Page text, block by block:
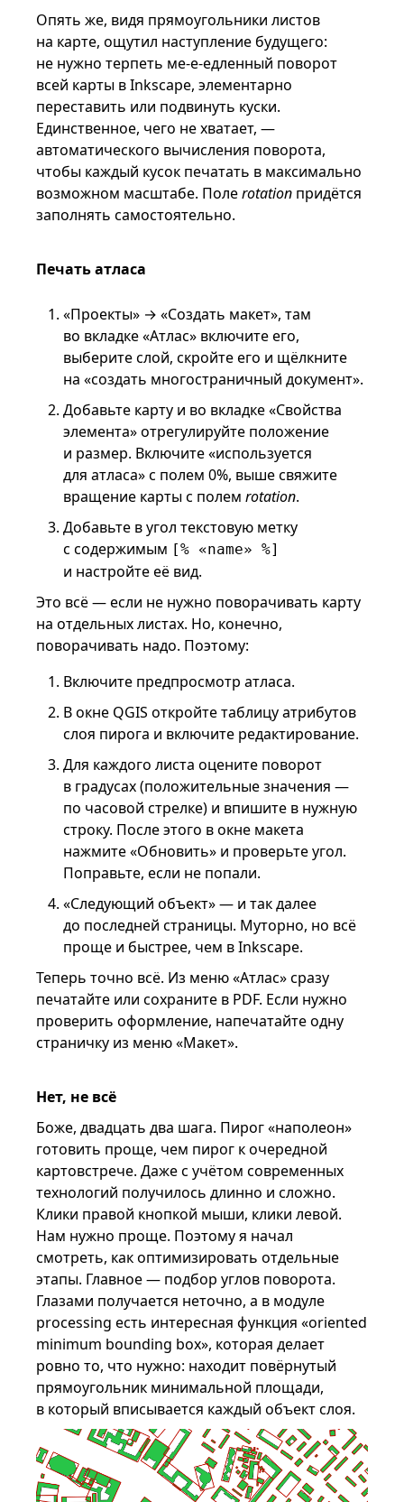
Опять же, видя прямоугольники листов
на карте, ощутил наступление будущего:
не нужно терпеть ме-е-едленный поворот
всей карты в Inkscape, элементарно
переставить или подвинуть куски.
Единственное, чего не хватает, —
автоматического вычисления поворота,
чтобы каждый кусок печатать в максимально
возможном масштабе. Полеrotation придётся
заполнять самостоятельно.
Печать атласа
«Проекты» → «Создать макет», там
во вкладке «Атлас» включите его,
выберите слой, скройте его и щёлкните
на «создать многостраничный документ».
Добавьте карту и во вкладке «Свойства
элемента» отрегулируйте положение
и размер. Включите «используется
для атласа» с полем 0%, выше свяжите
вращение карты с полем rotation.
Добавьте в угол текстовую метку
с содержимым [% «name» %]
и настройте её вид.
Это всё — если не нужно поворачивать карту
на отдельных листах. Но, конечно,
поворачивать надо. Поэтому:
Включите предпросмотр атласа.
В окне QGIS откройте таблицу атрибутов
слоя пирога и включите редактирование.
Для каждого листа оцените поворот
в градусах (положительные значения —
по часовой стрелке) и впишите в нужную
строку. После этого в окне макета
нажмите «Обновить» и проверьте угол.
Поправьте, если не попали.
«Следующий объект» — и так далее
до последней страницы. Муторно, но всё
проще и быстрее, чем в Inkscape.
Теперь точно всё. Из меню «Атлас» сразу
печатайте или сохраните в PDF. Если нужно
проверить оформление, напечатайте одну
страничку из меню «Макет».
Нет, не всё
Боже, двадцать два шага. Пирог «наполеон»
готовить проще, чем пирог к очередной
картовстрече. Даже с учётом современных
технологий получилось длинно и сложно.
Клики правой кнопкой мыши, клики левой.
Нам нужно проще. Поэтому я начал
смотреть, как оптимизировать отдельные
этапы. Главное — подбор углов поворота.
Глазами получается неточно, а в модуле
processing есть интересная функция «oriented
minimum bounding box», которая делает
ровно то, что нужно: находит повёрнутый
прямоугольник минимальной площади,
в который вписывается каждый объект слоя.